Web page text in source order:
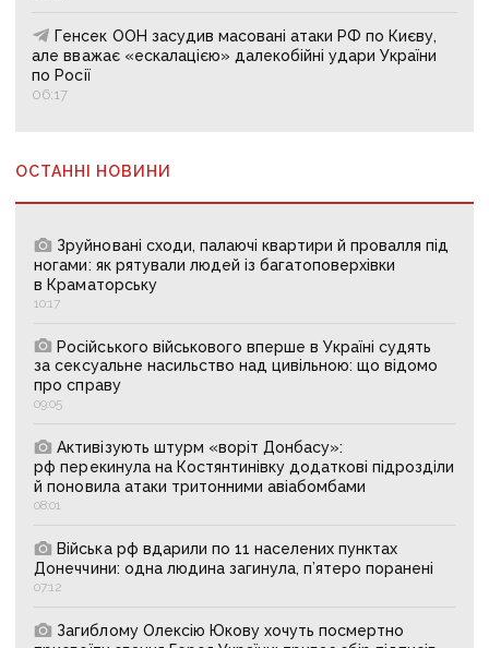
Генсек ООН засудив масовані атаки РФ по Києву,
але вважає «ескалацією» далекобійні удари України
по Росії
06:17
ОСТАННІ НОВИНИ
Зруйновані сходи, палаючі квартири й провалля під
ногами: як рятували людей із багатоповерхівки
в Краматорську
10:17
Російського військового вперше в Україні судять
за сексуальне насильство над цивільною: що відомо
про справу
09:05
Активізують штурм «воріт Донбасу»:
рф перекинула на Костянтинівку додаткові підрозділи
й поновила атаки тритонними авіабомбами
08:01
Війська рф вдарили по 11 населених пунктах
Донеччини: одна людина загинула, п’ятеро поранені
07:12
Загиблому Олексію Юкову хочуть посмертно